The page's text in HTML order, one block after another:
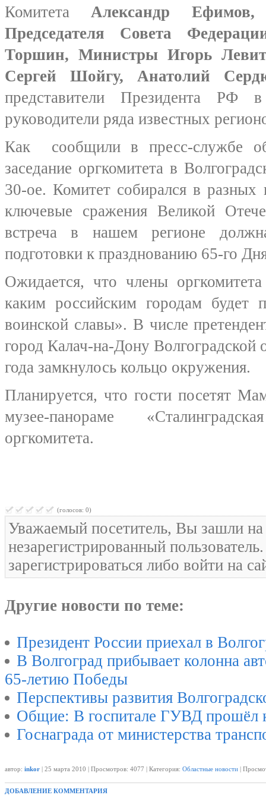
КомитетаАлександр Ефимов,
Председателя Совета
Торшин, Министры Игорь
Сергей Шойгу, Анатолий
представители Президента РФ
руководители ряда известных
Как сообщили в пресс-службе
заседание оргкомитета в
30-ое. Комитет собирался в
ключевые сражения Великой
встреча в нашем регионе
подготовки к празднованию 65-го
Ожидается, что члены
каким российским городам будет
воинской славы». В числе
город Калач-на-Дону Волгоградской
года замкнулось кольцо окружения.
Планируется, что гости посетят
музее-панораме
оргкомитета.
(голосов: 0)
Уважаемый посетитель, Вы зашли на
незарегистрированный
зарегистрироваться либо войти на
Другие новости по теме:
Президент России приехал в
В Волгоград прибывает колонна
65-летию Победы
Перспективы развития
Общие: В госпитале ГУВД прошёл
Госнаграда от министерства
автор: inkor | 25 марта 2010 | Просмотров: 4077 | Категория: Областные новости |
ДОБАВЛЕНИЕ КОММЕНТАРИЯ